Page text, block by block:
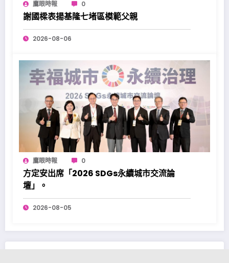
鷹眼時報 0
謝國樑表揚基隆七堵區模範父親
2026-08-06
鷹眼時報 0
方定安出席「2026 SDGs永續城市交流論
壇」。
2026-08-05